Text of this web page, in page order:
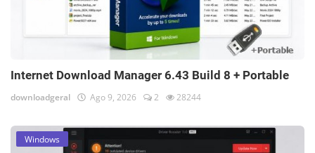
Internet Download Manager 6.43 Build 8 + Portable
downloadgeral Ago 9, 2026 2 28244
Windows